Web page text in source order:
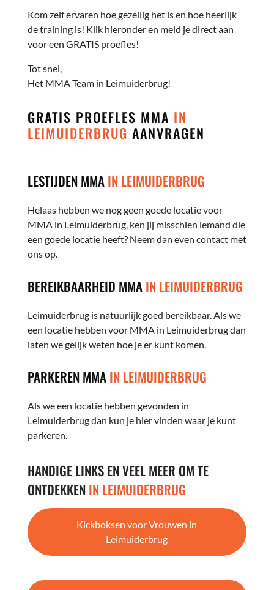
Kom zelf ervaren hoe gezellig het is en hoe heerlijk
de training is! Klik hieronder en meld je direct aan
voor een GRATIS proefles!
Tot snel,
Het MMA Team in Leimuiderbrug!
GRATIS PROEFLES MMA IN
LEIMUIDERBRUG AANVRAGEN
LESTIJDEN MMAIN LEIMUIDERBRUG
Helaas hebben we nog geen goede locatie voor
MMA in Leimuiderbrug, ken jij misschien iemand die
een goede locatie heeft? Neem dan even contact met
ons op.
BEREIKBAARHEID MMAIN LEIMUIDERBRUG
Leimuiderbrug is natuurlijk goed bereikbaar. Als we
een locatie hebben voor MMA in Leimuiderbrug dan
laten we gelijk weten hoe je er kunt komen.
PARKEREN MMAIN LEIMUIDERBRUG
Als we een locatie hebben gevonden in
Leimuiderbrug dan kun je hier vinden waar je kunt
parkeren.
HANDIGE LINKS EN VEEL MEER OM TE
ONTDEKKENIN LEIMUIDERBRUG
Kickboksen voor Vrouwen in
Leimuiderbrug